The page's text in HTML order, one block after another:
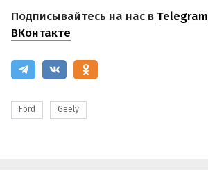
Подписывайтесь на нас в Telegram
ВКонтакте
Ford Geely